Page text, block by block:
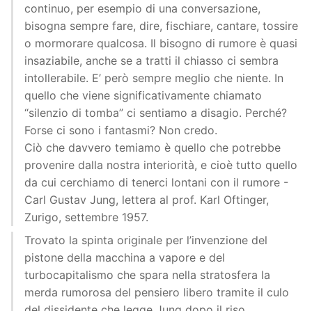
continuo, per esempio di una conversazione,
bisogna sempre fare, dire, fischiare, cantare, tossire
o mormorare qualcosa. Il bisogno di rumore è quasi
insaziabile, anche se a tratti il chiasso ci sembra
intollerabile. E’ però sempre meglio che niente. In
quello che viene significativamente chiamato
“silenzio di tomba” ci sentiamo a disagio. Perché?
Forse ci sono i fantasmi? Non credo.
Ciò che davvero temiamo è quello che potrebbe
provenire dalla nostra interiorità, e cioè tutto quello
da cui cerchiamo di tenerci lontani con il rumore -
Carl Gustav Jung, lettera al prof. Karl Oftinger,
Zurigo, settembre 1957.
Trovato la spinta originale per l’invenzione del
pistone della macchina a vapore e del
turbocapitalismo che spara nella stratosfera la
merda rumorosa del pensiero libero tramite il culo